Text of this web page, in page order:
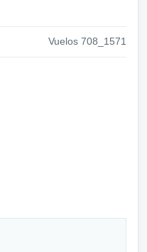
Vuelos 708_1571